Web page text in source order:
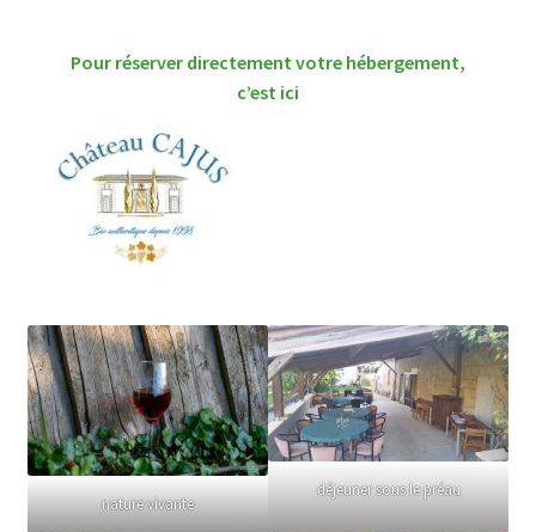
Pour réserver directement votre hébergement,
c’est ici
nature vivante
déjeuner sous le préau